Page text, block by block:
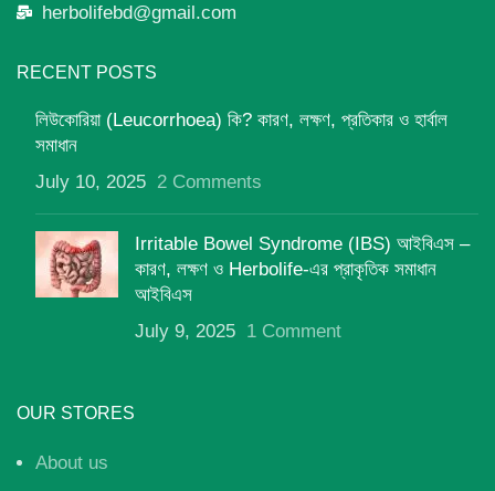
herbolifebd@gmail.com
RECENT POSTS
লিউকোরিয়া (Leucorrhoea) কি? কারণ, লক্ষণ, প্রতিকার ও হার্বাল
সমাধান
July 10, 2025 2 Comments
Irritable Bowel Syndrome (IBS) আইবিএস –
কারণ, লক্ষণ ও Herbolife-এর প্রাকৃতিক সমাধান
আইবিএস
July 9, 2025 1 Comment
OUR STORES
About us